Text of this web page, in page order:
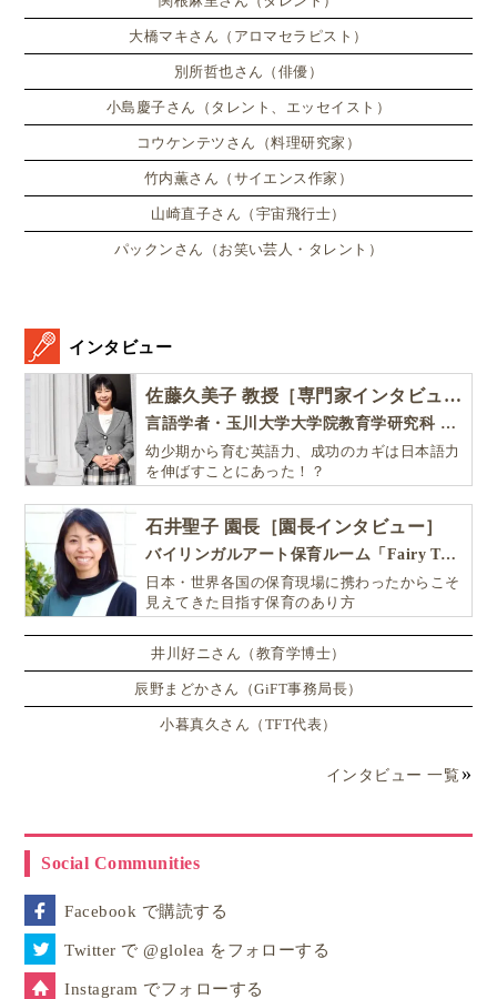
大橋マキさん（アロマセラピスト）
別所哲也さん（俳優）
小島慶子さん（タレント、エッセイスト）
コウケンテツさん（料理研究家）
竹内薫さん（サイエンス作家）
山崎直子さん（宇宙飛行士）
パックンさん（お笑い芸人・タレント）
インタビュー
佐藤久美子 教授［専門家インタビュー］
言語学者・玉川大学大学院教育学研究科 教授・NHK「えいごであそぼ」総合指導
幼少期から育む英語力、成功のカギは日本語力
を伸ばすことにあった！？
石井聖子 園長［園長インタビュー］
バイリンガルアート保育ルーム「Fairy Tale（フェアリーテイル）」
日本・世界各国の保育現場に携わったからこそ
見えてきた目指す保育のあり方
井川好ニさん（教育学博士）
辰野まどかさん（GiFT事務局長）
小暮真久さん（TFT代表）
インタビュー 一覧
Social Communities
Facebook で購読する
Twitter で @glolea をフォローする
Instagram でフォローする